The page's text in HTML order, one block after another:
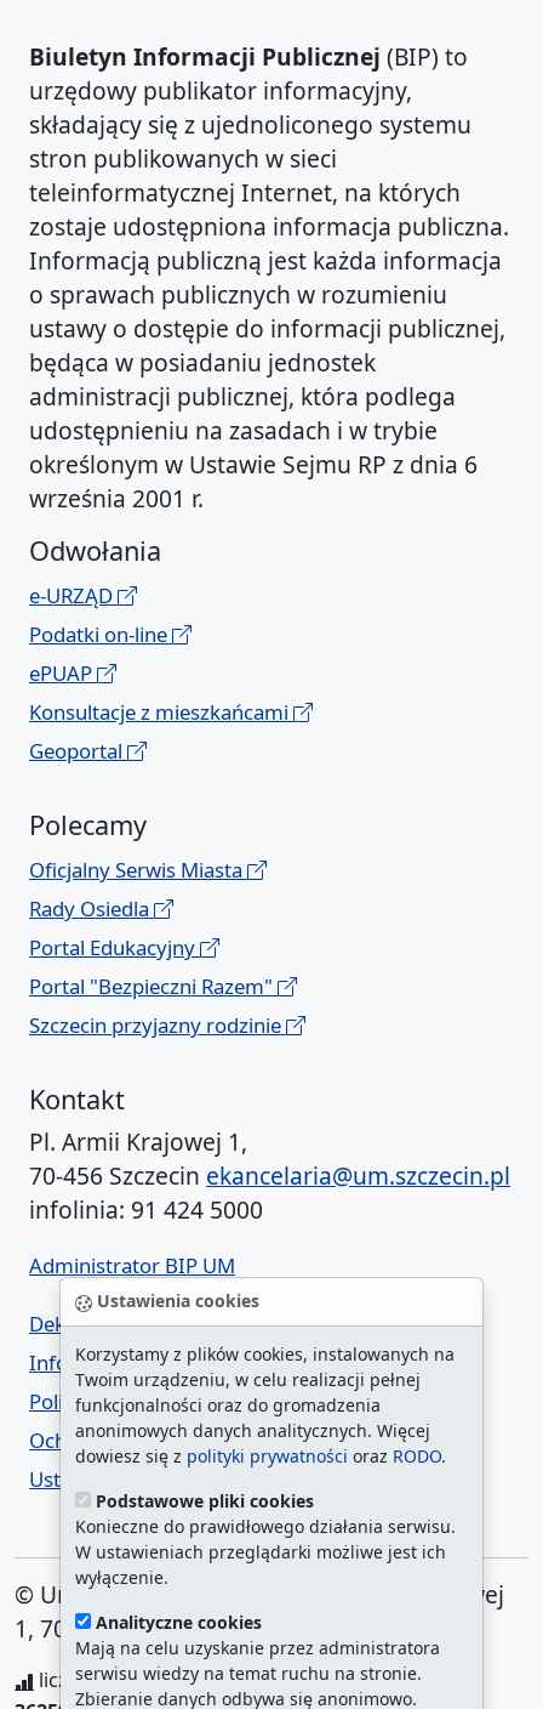
Ustawienia cookies
Korzystamy z plików cookies, instalowanych na
Twoim urządzeniu, w celu realizacji pełnej
funkcjonalności oraz do gromadzenia
anonimowych danych analitycznych. Więcej
dowiesz się z polityki prywatności oraz RODO.
Podstawowe pliki cookies
Konieczne do prawidłowego działania serwisu.
W ustawieniach przeglądarki możliwe jest ich
wyłączenie.
Analityczne cookies
Mają na celu uzyskanie przez administratora
serwisu wiedzy na temat ruchu na stronie.
Zbieranie danych odbywa się anonimowo.
Biuletyn Informacji Publicznej (BIP) to
urzędowy publikator informacyjny,
składający się z ujednoliconego systemu
stron publikowanych w sieci
teleinformatycznej Internet, na których
zostaje udostępniona informacja publiczna.
Informacją publiczną jest każda informacja
o sprawach publicznych w rozumieniu
ustawy o dostępie do informacji publicznej,
będąca w posiadaniu jednostek
administracji publicznej, która podlega
udostępnieniu na zasadach i w trybie
określonym w Ustawie Sejmu RP z dnia 6
września 2001 r.
Odwołania
e-URZĄD
Podatki on-line
ePUAP
Konsultacje z mieszkańcami
Geoportal
Polecamy
Oficjalny Serwis Miasta
Rady Osiedla
Portal Edukacyjny
Portal "Bezpieczni Razem"
Szczecin przyjazny rodzinie
Kontakt
Pl. Armii Krajowej 1,
70-456 Szczecin ekancelaria@um.szczecin.pl
infolinia: 91 424 5000
Administrator BIP UM
Deklaracja dostępności
Informacja o urzędzie w ETR
Polityka prywatności
Ochrona danych osobowych
Ustawienia cookies
© Urząd Miasta Szczecin. Plac Armii Krajowej
1, 70-456 Szczecin
liczba wyświetleń:208740930/ aktualna strona: